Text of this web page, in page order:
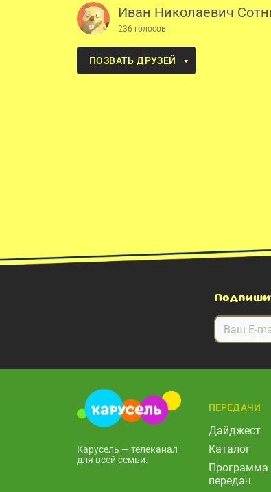
Иван Николаевич
236 голосов
ПОЗВАТЬ ДРУЗЕЙ
Карусель — телеканал
для всей семьи.
ПЕРЕДАЧИ
Дайджест
Каталог
Программа
передач